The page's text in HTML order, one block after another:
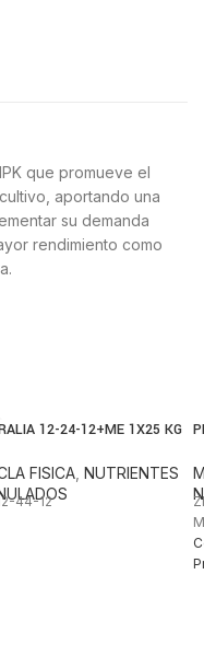
que promueve el
aportando una
su demanda
rendimiento como
12-24-12+ME 1X25 KG
FISICA NUTRIENTES
44-12